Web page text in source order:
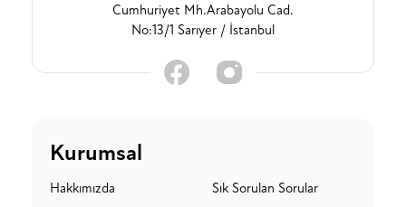
Cumhuriyet Mh.Arabayolu Cad.
No:13/1 Sarıyer / İstanbul
Kurumsal
Hakkımızda
Sık Sorulan Sorular